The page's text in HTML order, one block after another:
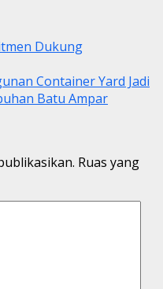
Dukung
Container Yard Jadi
Batu Ampar
Ruas yang